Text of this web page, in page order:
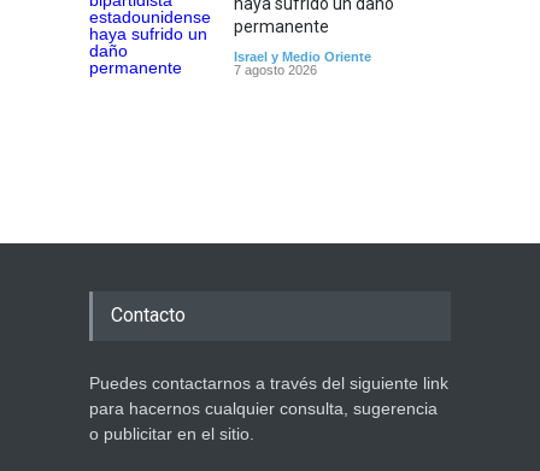
permanente
Israel y Medio Oriente
7 agosto 2026
Contacto
Puedes contactarnos a través del siguiente link
para hacernos cualquier consulta, sugerencia
o publicitar en el sitio.